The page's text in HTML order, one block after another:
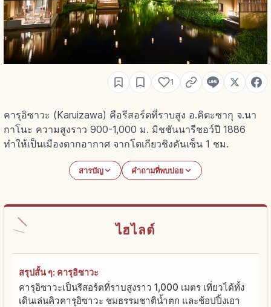
1
คารุอิซาวะ (Karuizawa) คือรีสอร์ตที่ราบสูง อ.คิตะซากุ จ.นา
กาโนะ ความสูงราว 900-1,000 ม. มิชชันนารีชอว์ปี 1886
ทำให้เป็นเมืองตากอากาศ จากโตเกียวชิงคันเซ็น 1 ชม.
สารบัญ คำถามที่พบบ่อย
ไฮไลต์
สรุปสั้น ๆ: คารุอิซาวะ
คารุอิซาวะเป็นรีสอร์ตที่ราบสูงราว 1,000 เมตร เที่ยวได้ทั้ง
เดินเล่นคิวคารุอิซาวะ ชมธรรมชาติน้ำตก และช้อปปิ้งเอา